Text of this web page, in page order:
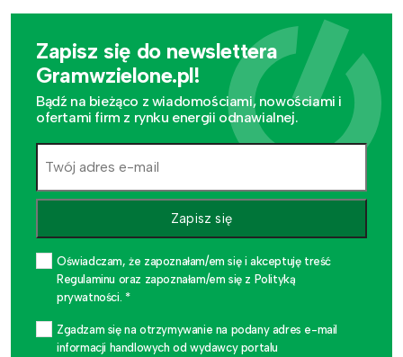
Zapisz się do newslettera
Gramwzielone.pl!
Bądź na bieżąco z wiadomościami, nowościami i
ofertami firm z rynku energii odnawialnej.
Zapisz się
Oświadczam, że zapoznałam/em się i akceptuję treść
Regulaminu oraz zapoznałam/em się z Polityką
prywatności. *
Zgadzam się na otrzymywanie na podany adres e-mail
informacji handlowych od wydawcy portalu